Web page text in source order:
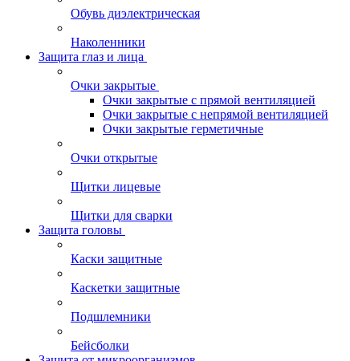
Обувь диэлектрическая
Наколенники
Защита глаз и лица
Очки закрытые
Очки закрытые с прямой вентиляцией
Очки закрытые с непрямой вентиляцией
Очки закрытые герметичные
Очки открытые
Щитки лицевые
Щитки для сварки
Защита головы
Каски защитные
Каскетки защитные
Подшлемники
Бейсболки